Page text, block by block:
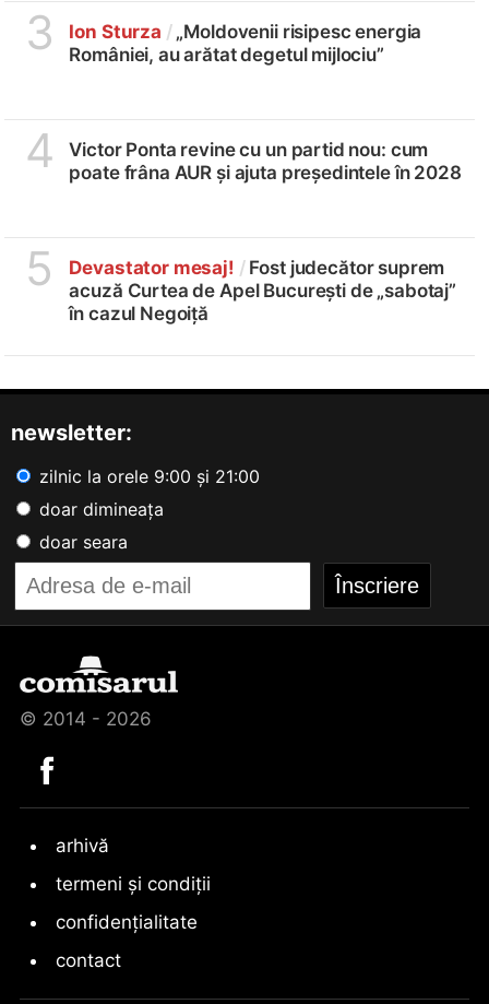
3 Ion Sturza /„Moldovenii risipesc energia
României, au arătat degetul mijlociu”
4
Victor Ponta revine cu un partid nou: cum
poate frâna AUR și ajuta președintele în 2028
5 Devastator mesaj! / Fost judecător suprem
acuză Curtea de Apel București de „sabotaj”
în cazul Negoiță
newsletter:
zilnic la orele 9:00 și 21:00
doar dimineața
doar seara
© 2014 - 2026
arhivă
termeni și condiții
confidențialitate
contact